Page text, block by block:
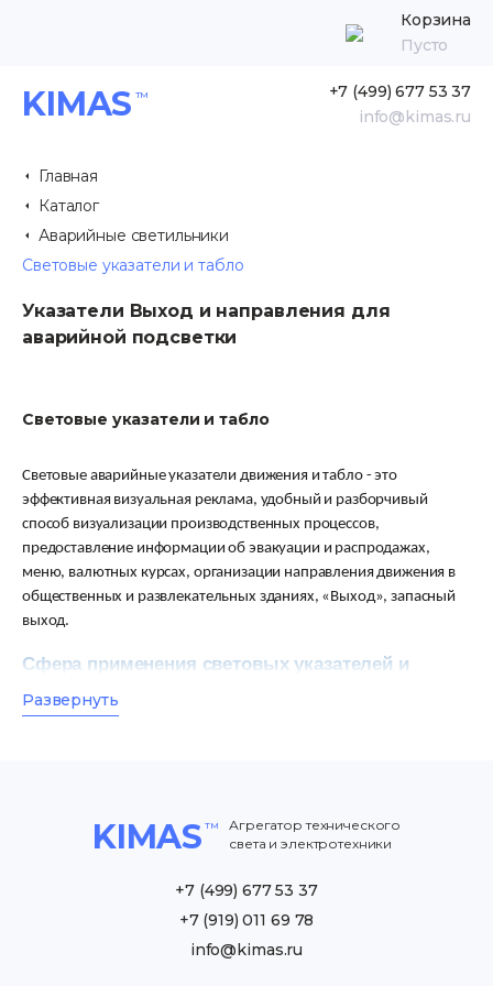
KIMAS
+7 (499) 677 53 37
info@kimas.ru
Корзина
Пусто
Главная
Каталог
Аварийные светильники
Световые указатели и табло
Указатели Выход и направления для
аварийной подсветки
Световые указатели и табло
Световые аварийные указатели движения и табло - это
эффективная визуальная реклама, удобный и разборчивый
способ визуализации производственных процессов,
предоставление информации об эвакуации и распродажах,
меню, валютных курсах, организации направления движения в
общественных и развлекательных зданиях, «Выход», запасный
выход.
Сфера применения световых указателей и
информационные, рекламные, спортивные табло;
таймеры;
измерительные и метеорологические табло;
цены и парковочные пилоны.
Светодиодные табло является универсальным средством
Развернуть
KIMAS
Агрегатор технического
света и электротехники
+7 (499) 677 53 37
+7 (919) 011 69 78
info@kimas.ru